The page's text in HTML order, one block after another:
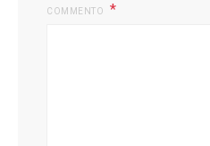
COMMENTO